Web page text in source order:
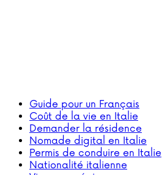
Guide pour un Français
Coût de la vie en Italie
Demander la résidence
Nomade digital en Italie
Permis de conduire en Italie
Nationalité italienne